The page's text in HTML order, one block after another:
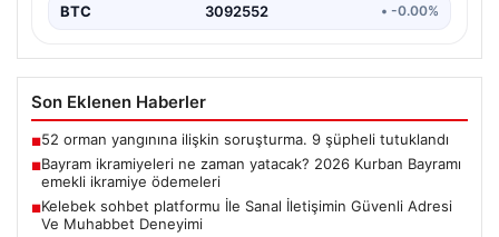
BTC 3092552 • -0.00%
Son Eklenen Haberler
■52 orman yangınına ilişkin soruşturma. 9 şüpheli tutuklandı
■Bayram ikramiyeleri ne zaman yatacak? 2026 Kurban Bayramı
emekli ikramiye ödemeleri
■Kelebek sohbet platformu İle Sanal İletişimin Güvenli Adresi
Ve Muhabbet Deneyimi